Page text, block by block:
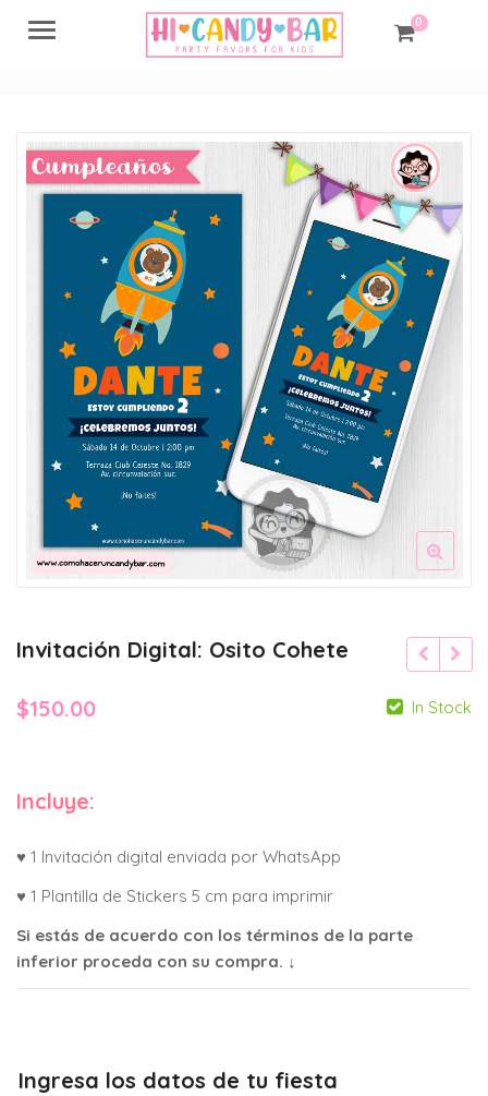
Menu 0
Invitación Digital: Osito Cohete
$150.00 In Stock
Incluye:
♥ 1 Invitación digital enviada por WhatsApp
♥ 1 Plantilla de Stickers 5 cm para imprimir
Si estás de acuerdo con los términos de la parte
inferior proceda con su compra. ↓
Ingresa los datos de tu fiesta